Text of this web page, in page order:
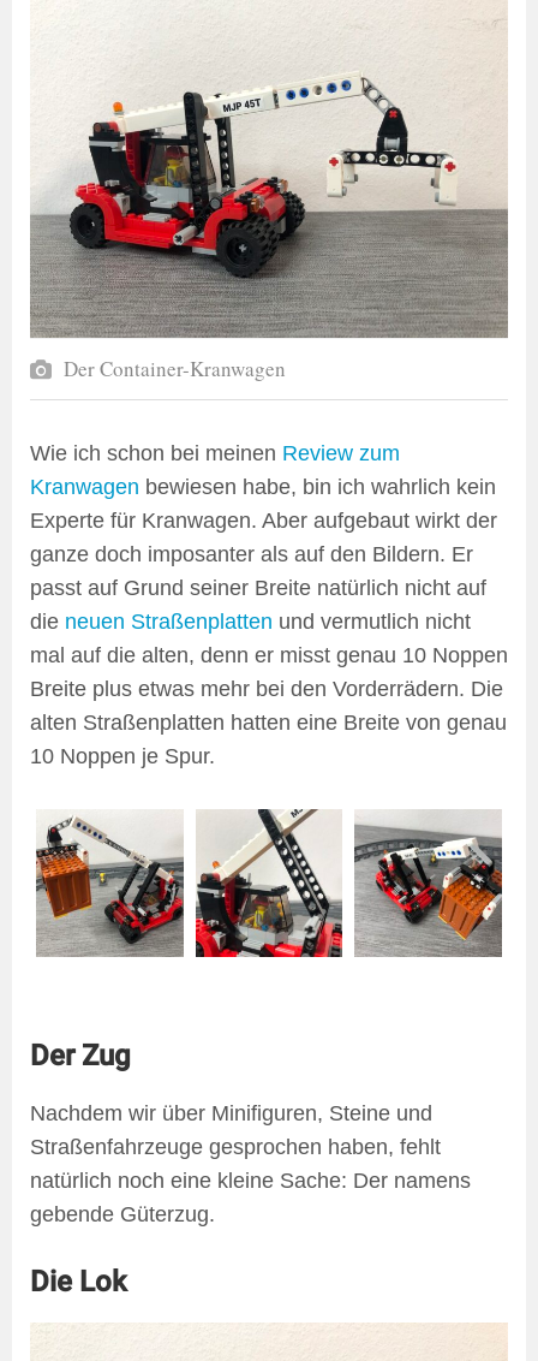
Der Container-Kranwagen
Wie ich schon bei meinen Review zum
Kranwagen bewiesen habe, bin ich wahrlich kein
Experte für Kranwagen. Aber aufgebaut wirkt der
ganze doch imposanter als auf den Bildern. Er
passt auf Grund seiner Breite natürlich nicht auf
die neuen Straßenplatten und vermutlich nicht
mal auf die alten, denn er misst genau 10 Noppen
Breite plus etwas mehr bei den Vorderrädern. Die
alten Straßenplatten hatten eine Breite von genau
10 Noppen je Spur.
Der Zug
Nachdem wir über Minifiguren, Steine und
Straßenfahrzeuge gesprochen haben, fehlt
natürlich noch eine kleine Sache: Der namens
gebende Güterzug.
Die Lok